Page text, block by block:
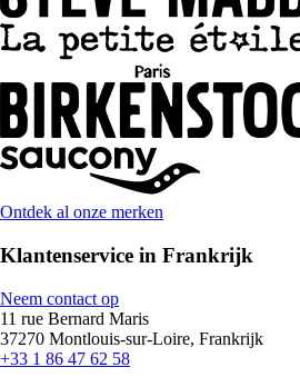
Ontdek al onze merken
Klantenservice in Frankrijk
Neem contact op
11 rue Bernard Maris
37270 Montlouis-sur-Loire, Frankrijk
+33 1 86 47 62 58